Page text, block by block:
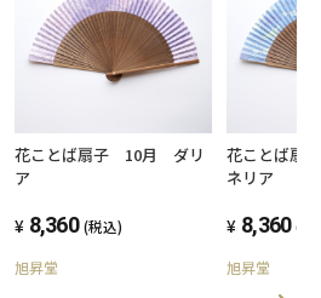
花ことば扇子 10月 ダリ
ア
8,360 (税込)
旭昇堂
花ことば
ネリア
8,360 (税
旭昇堂